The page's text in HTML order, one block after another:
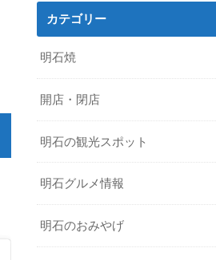
カテゴリー
明石焼
開店・閉店
明石の観光スポット
明石グルメ情報
明石のおみやげ